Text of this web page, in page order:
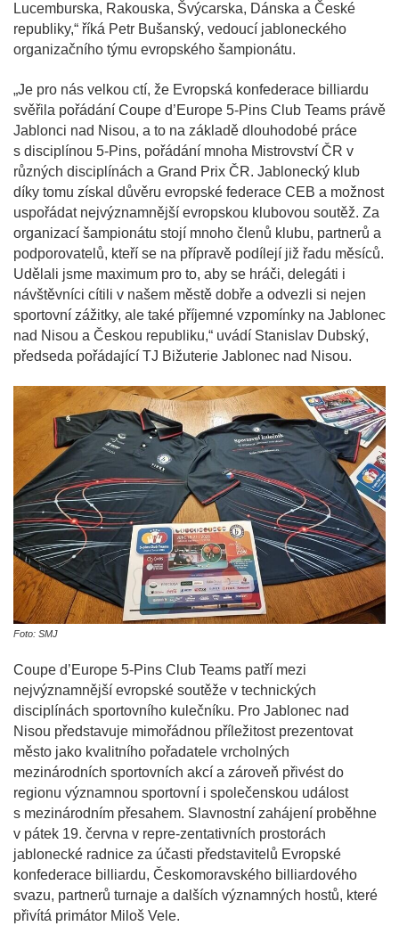
Lucemburska, Rakouska, Švýcarska, Dánska a České
republiky,“ říká Petr Bušanský, vedoucí jabloneckého
organizačního týmu evropského šampionátu.
„Je pro nás velkou ctí, že Evropská konfederace billiardu
svěřila pořádání Coupe d’Europe 5-Pins Club Teams právě
Jablonci nad Nisou, a to na základě dlouhodobé práce
s disciplínou 5-Pins, pořádání mnoha Mistrovství ČR v
různých disciplínách a Grand Prix ČR. Jablonecký klub
díky tomu získal důvěru evropské federace CEB a možnost
uspořádat nejvýznamnější evropskou klubovou soutěž. Za
organizací šampionátu stojí mnoho členů klubu, partnerů a
podporovatelů, kteří se na přípravě podílejí již řadu měsíců.
Udělali jsme maximum pro to, aby se hráči, delegáti i
návštěvníci cítili v našem městě dobře a odvezli si nejen
sportovní zážitky, ale také příjemné vzpomínky na Jablonec
nad Nisou a Českou republiku,“ uvádí Stanislav Dubský,
předseda pořádající TJ Bižuterie Jablonec nad Nisou.
Foto: SMJ
Coupe d’Europe 5-Pins Club Teams patří mezi
nejvýznamnější evropské soutěže v technických
disciplínách sportovního kulečníku. Pro Jablonec nad
Nisou představuje mimořádnou příležitost prezentovat
město jako kvalitního pořadatele vrcholných
mezinárodních sportovních akcí a zároveň přivést do
regionu významnou sportovní i společenskou událost
s mezinárodním přesahem. Slavnostní zahájení proběhne
v pátek 19. června v repre-zentativních prostorách
jablonecké radnice za účasti představitelů Evropské
konfederace billiardu, Českomoravského billiardového
svazu, partnerů turnaje a dalších významných hostů, které
přivítá primátor Miloš Vele.